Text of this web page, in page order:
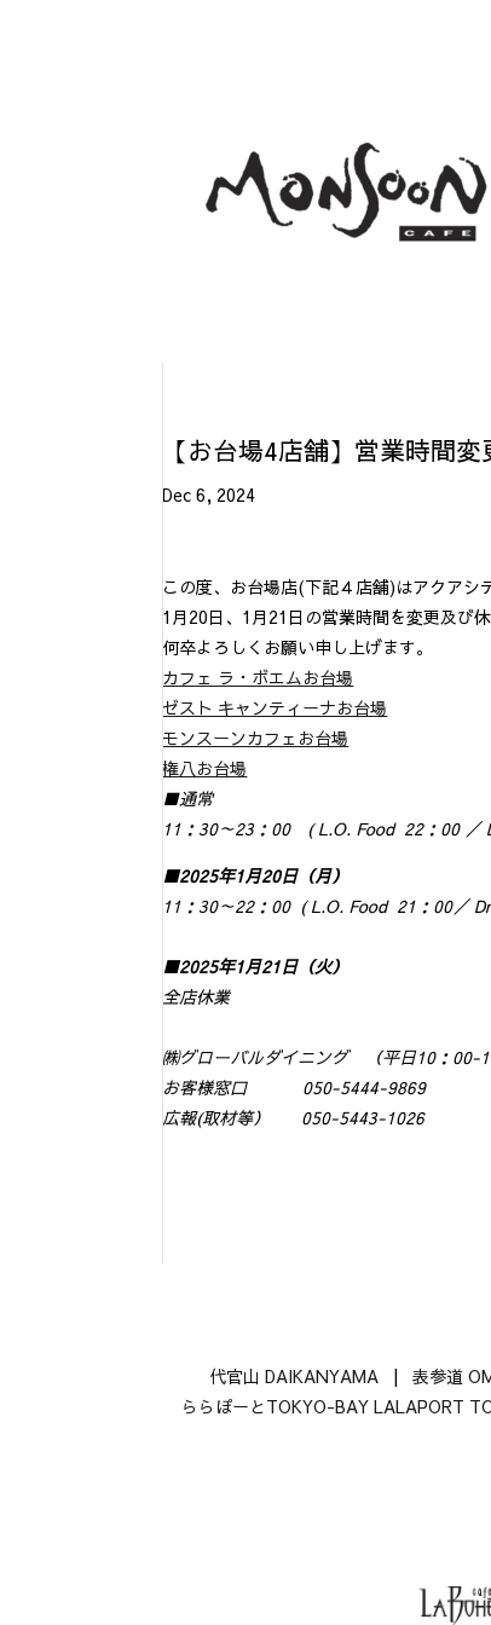
【お台場4店舗】営業時間
Dec 6, 2024
この度、お台場店(下記４店舗)はアクアシ
1月20日、1月21日の営業時間を変更及び
何卒よろしくお願い申し上げます。
カフェ ラ・ボエムお台場
ゼスト キャンティーナお台場
モンスーンカフェお台場
権八お台場
■通常
11：30～23：00 ( L.O. Food 22：00 ／
■2025年1月20日（月）
11：30～22：00 ( L.O. Food 21：00／
■2025年1月21日（火）
全店休業
㈱グローバルダイニング （平日10：00-
お客様窓口 050-5444-9869
広報(取材等） 050-5443-1026
代官山 DAIKANYAMA | 表参道
ららぽーとTOKYO-BAY LALAPORT